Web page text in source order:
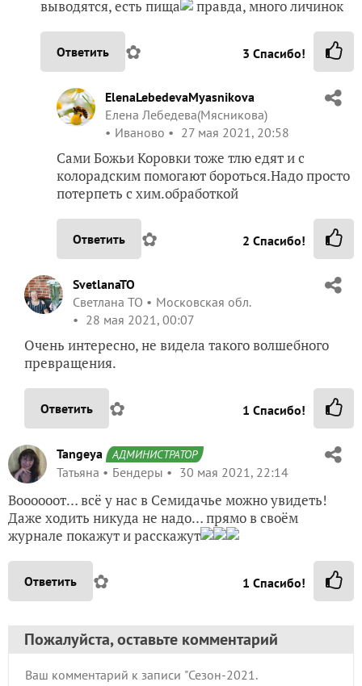
выводятся, есть пища
правда, много личинок
Ответить ✿ 3 Спасибо!
ElenaLebedevaMyasnikova
Елена Лебедева(Мясникова)
Иваново
27 мая 2021, 20:58
Сами Божьи Коровки тоже тлю едят и с
колорадским помогают бороться.Надо просто
потерпеть с хим.обработкой
Ответить ✿ 2 Спасибо!
SvetlanaTO
Светлана ТО
Московская обл.
28 мая 2021, 00:07
Очень интересно, не видела такого волшебного
превращения.
Ответить ✿ 1 Спасибо!
Tangeya АДМИНИСТРАТОР
Татьяна Бендеры 30 мая 2021, 22:14
Воооооот… всё у нас в Семидачье можно увидеть!
Даже ходить никуда не надо… прямо в своём
журнале покажут и расскажут
Ответить ✿ 1 Спасибо!
Пожалуйста, оставьте комментарий